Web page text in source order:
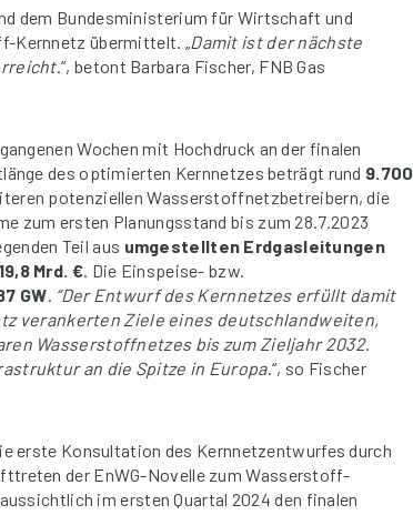
dem Bundesministerium für Wirtschaft und
Kernnetz übermittelt. „Damit ist der nächste
.“, betont Barbara Fischer, FNB Gas
Wochen mit Hochdruck an der finalen
des optimierten Kernnetzes beträgt rund 9.700
potenziellen Wasserstoffnetzbetreibern, die
zum ersten Planungsstand bis zum 28.7.2023
Teil aus umgestellten Erdgasleitungen
19,8 Mrd. €. Die Einspeise- bzw.
GW. “Der Entwurf des Kernnetzes erfüllt damit
verankerten Ziele eines deutschlandweiten,
Wasserstoffnetzes bis zum Zieljahr 2032.
an die Spitze in Europa.“, so Fischer
erste Konsultation des Kernnetzentwurfes durch
der EnWG-Novelle zum Wasserstoff-
im ersten Quartal 2024 den finalen